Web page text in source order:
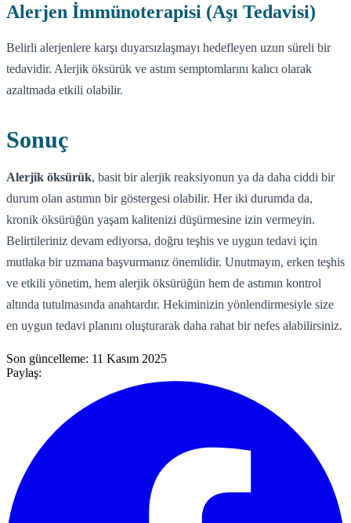
Alerjen İmmünoterapisi (Aşı Tedavisi)
Belirli alerjenlere karşı duyarsızlaşmayı hedefleyen uzun süreli bir
tedavidir. Alerjik öksürük ve astım semptomlarını kalıcı olarak
azaltmada etkili olabilir.
Sonuç
Alerjik öksürük, basit bir alerjik reaksiyonun ya da daha ciddi bir
durum olan astımın bir göstergesi olabilir. Her iki durumda da,
kronik öksürüğün yaşam kalitenizi düşürmesine izin vermeyin.
Belirtileriniz devam ediyorsa, doğru teşhis ve uygun tedavi için
mutlaka bir uzmana başvurmanız önemlidir. Unutmayın, erken teşhis
ve etkili yönetim, hem alerjik öksürüğün hem de astımın kontrol
altında tutulmasında anahtardır. Hekiminizin yönlendirmesiyle size
en uygun tedavi planını oluşturarak daha rahat bir nefes alabilirsiniz.
Son güncelleme: 11 Kasım 2025
Paylaş: